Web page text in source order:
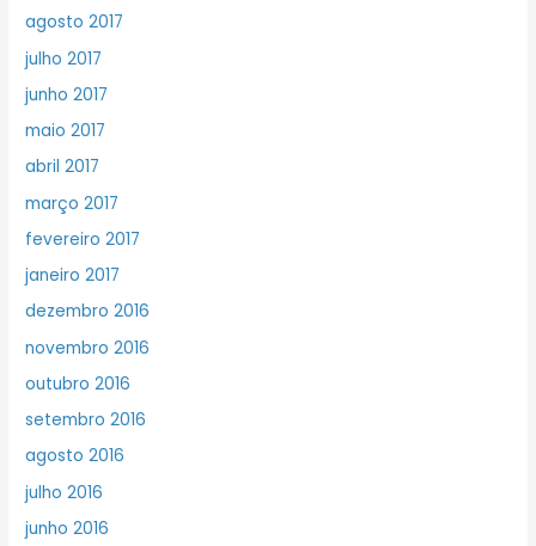
agosto 2017
julho 2017
junho 2017
maio 2017
abril 2017
março 2017
fevereiro 2017
janeiro 2017
dezembro 2016
novembro 2016
outubro 2016
setembro 2016
agosto 2016
julho 2016
junho 2016